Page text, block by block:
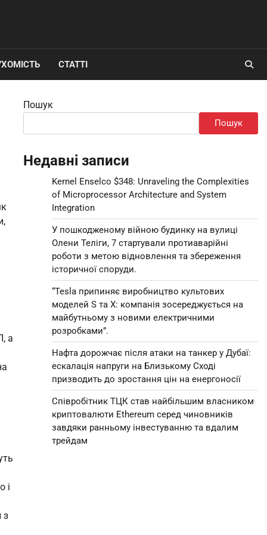
СТАТТІ
а
і
з
Пошук
Пошук
Недавні записи
Kernel Enselco $348: Unraveling the Complexities
of Microprocessor Architecture and System
Integration
У пошкодженому війною будинку на вулиці
Олени Теліги, 7 стартували протиаварійні
роботи з метою відновлення та збереження
історичної споруди.
“Tesla припиняє виробництво культових
моделей S та X: компанія зосереджується на
майбутньому з новими електричними
розробками”.
Нафта дорожчає після атаки на танкер у Дубаї:
ескалація напруги на Близькому Сході
призводить до зростання цін на енергоносії
Співробітник ТЦК став найбільшим власником
криптовалюти Ethereum серед чиновників
завдяки ранньому інвестуванню та вдалим
трейдам